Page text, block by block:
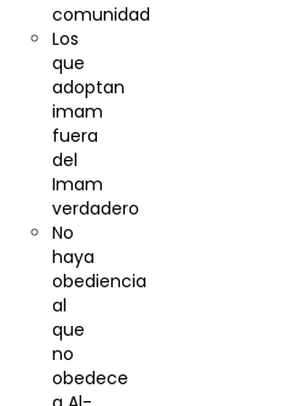
comunidad
Los
que
adoptan
imam
fuera
del
Imam
verdadero
No
haya
obediencia
al
que
no
obedece